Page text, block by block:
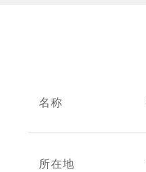
名称
所在地